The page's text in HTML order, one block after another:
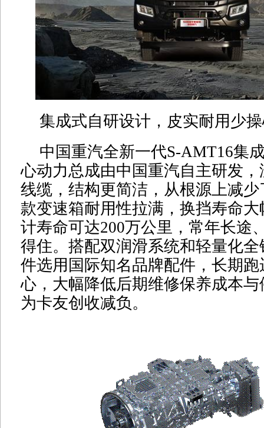
集成式自研设计，皮实耐用少
中国重汽全新一代S-AMT16集
心动力总成由中国重汽自主研发
线缆，结构更简洁，从根源上减
款变速箱耐用性拉满，换挡寿命
计寿命可达200万公里，常年长途
得住。搭配双润滑系统和轻量化
件选用国际知名品牌配件，长期
心，大幅降低后期维修保养成本
为卡友创收减负。